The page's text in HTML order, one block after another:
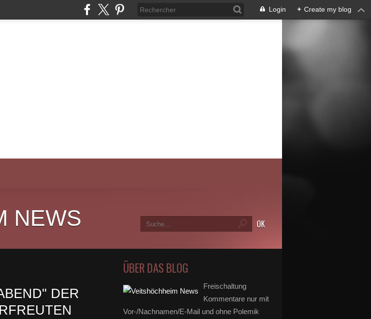
Login + Create my blog
NEWS
DER
ÜBER DAS BLOG
Freischaltung
Kommentare nur mit
Vor-/Nachnamen/E-Mail und ohne Polemik